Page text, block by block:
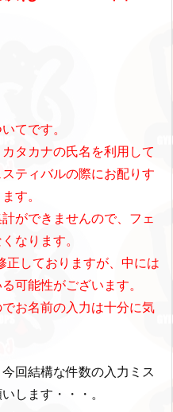
てです。
タカナの氏名を利用して
ティバルの際にお配りす
す。
ができませんので、フェ
なります。
正しておりますが、中には
可能性がございます。
お名前の入力は十分に気
回結構な件数の入力ミス
します・・・。